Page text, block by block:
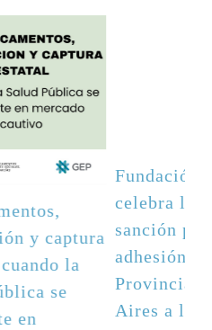
Medicamentos,
corrupción y captura
estatal: cuando la
salud pública se
convierte en